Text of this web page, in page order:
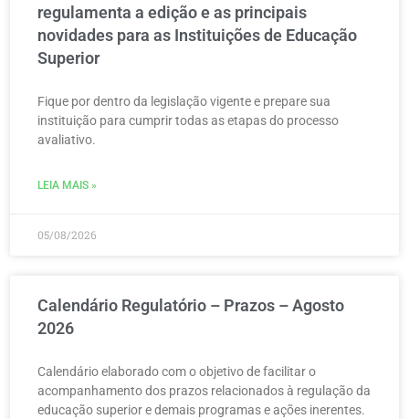
regulamenta a edição e as principais
novidades para as Instituições de Educação
Superior
Fique por dentro da legislação vigente e prepare sua
instituição para cumprir todas as etapas do processo
avaliativo.
LEIA MAIS »
05/08/2026
Calendário Regulatório – Prazos – Agosto
2026
Calendário elaborado com o objetivo de facilitar o
acompanhamento dos prazos relacionados à regulação da
educação superior e demais programas e ações inerentes.